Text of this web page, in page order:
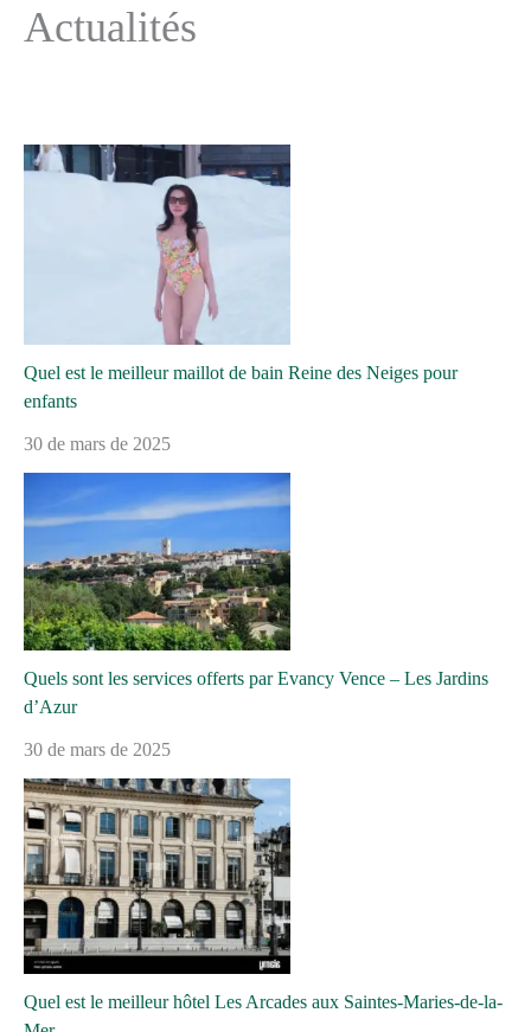
Actualités
Quel est le meilleur maillot de bain Reine des Neiges pour
enfants
30 de mars de 2025
Quels sont les services offerts par Evancy Vence – Les Jardins
d’Azur
30 de mars de 2025
Quel est le meilleur hôtel Les Arcades aux Saintes-Maries-de-la-